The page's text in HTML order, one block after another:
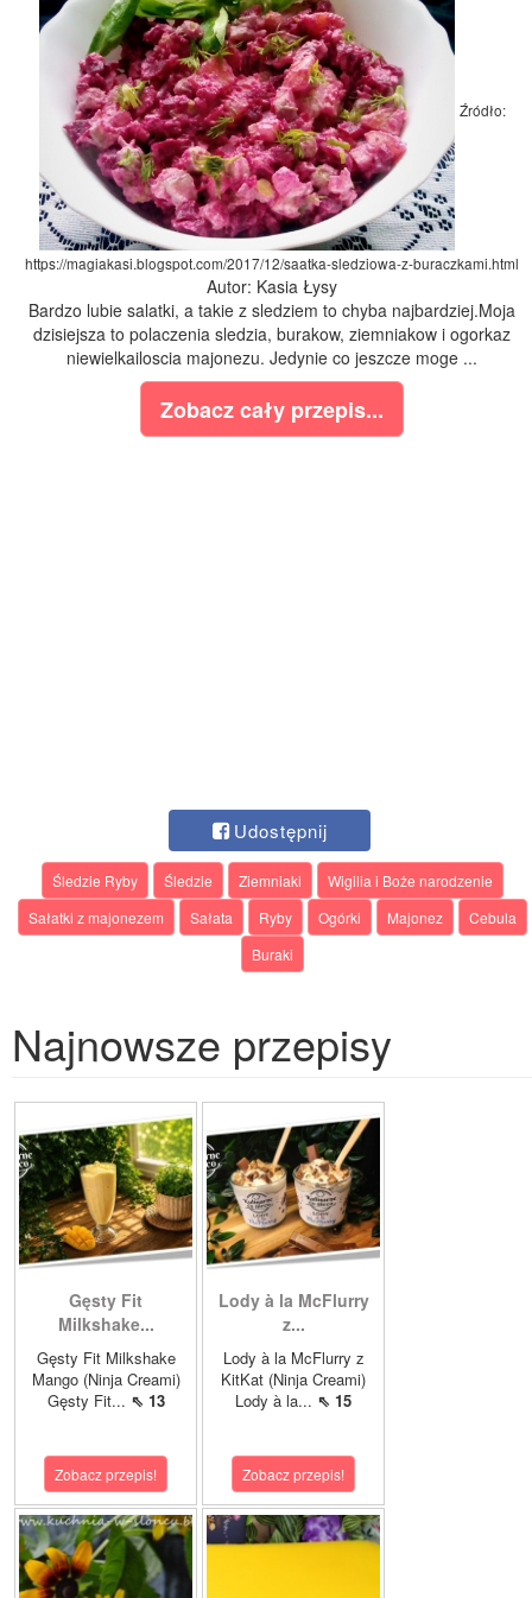
Źródło:
https://magiakasi.blogspot.com/2017/12/saatka-sledziowa-z-buraczkami.html
Autor: Kasia Łysy
Bardzo lubie salatki, a takie z sledziem to chyba najbardziej.Moja
dzisiejsza to polaczenia sledzia, burakow, ziemniakow i ogorkaz
niewielkailoscia majonezu. Jedynie co jeszcze moge ...
Zobacz cały przepis...
Udostępnij
Śledzie Ryby Śledzie Ziemniaki
Wigilia i Boże narodzenie
Sałatki z majonezem
Sałata Ryby Ogórki Majonez
Cebula
Buraki
Najnowsze przepisy
Gęsty Fit
Milkshake...
Gęsty Fit Milkshake
Mango (Ninja Creami)
Gęsty Fit... ⇖ 13
Zobacz przepis!
Lody à la McFlurry
z...
Lody à la McFlurry z
KitKat (Ninja Creami)
Lody à la... ⇖ 15
Zobacz przepis!